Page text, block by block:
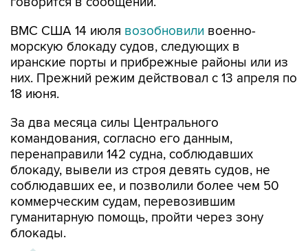
иранские порты и прибрежные районы или из
них. Прежний режим действовал с 13 апреля по
18 июня.
За два месяца силы Центрального
перенаправили 142 судна, соблюдавших
блокаду, вывели из строя девять судов, не
соблюдавших ее, и позволили более чем 50
коммерческим судам, перевозившим
гуманитарную помощь, пройти через зону
блокады.